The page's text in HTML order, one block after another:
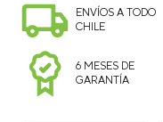
ENVÍOS A TODO
CHILE
6 MESES DE
GARANTÍA